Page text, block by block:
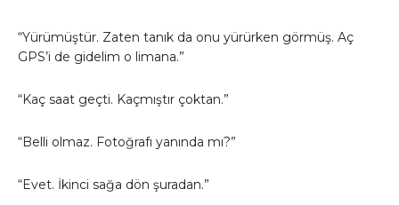
“Yürümüştür. Zaten tanık da onu yürürken görmüş. Aç
GPS’i de gidelim o limana.”
“Kaç saat geçti. Kaçmıştır çoktan.”
“Belli olmaz. Fotoğrafı yanında mı?”
“Evet. İkinci sağa dön şuradan.”